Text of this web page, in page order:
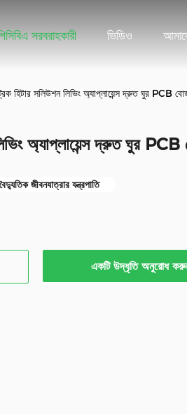
সরবরাহকারী ভিডিও
হিটার সলিউশন লিভিং অ্যাপ্লায়েন্স দ্রুত ঘুর PCB
অ্যাপ্লায়েন্স দ্রুত ঘুর PCB
বৈদ্যুতিক জীবনযাত্রার যন্ত্রপাতি
একটি উদ্ধৃতি অনুরোধ